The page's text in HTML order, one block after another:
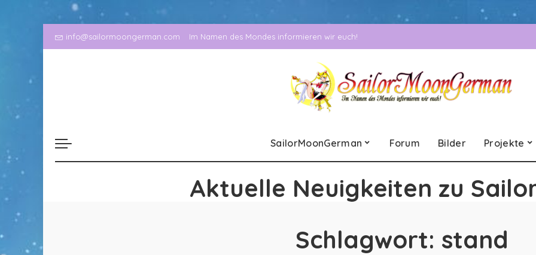
info@sailormoongerman.com Im Namen des Mondes informieren wir euch!
SailorMoonGerman Forum Bilder Projekte
Aktuelle Neuigkeiten zu
Schlagwort: stand